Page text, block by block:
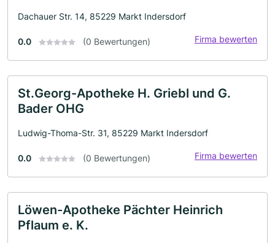
Dachauer Str. 14, 85229 Markt Indersdorf
0.0 (0 Bewertungen) Firma bewerten
St.Georg-Apotheke H. Griebl und G.
Bader OHG
Ludwig-Thoma-Str. 31, 85229 Markt Indersdorf
0.0 (0 Bewertungen) Firma bewerten
Löwen-Apotheke Pächter Heinrich
Pflaum e. K.